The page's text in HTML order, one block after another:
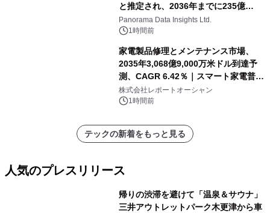
と推定され、2036年までに235億
8,000万米ドルに達すると予測されて
おり、予測期間（2026年～2036年）
Panorama Data Insights Ltd.
1時間前
家電製品修理とメンテナンス市場、
2035年3,068億9,000万米ドル到達予
測、CAGR 6.42％｜スマート家電普
及・循環型経済・メンテナンス需要拡
大が成長を加速
株式会社レポートオーシャン
1時間前
テックの新着をもっと見る
人気のプレスリリース
帰りの渋滞を避けて「温泉＆サウナ」
三井アウトレットパーク木更津から車